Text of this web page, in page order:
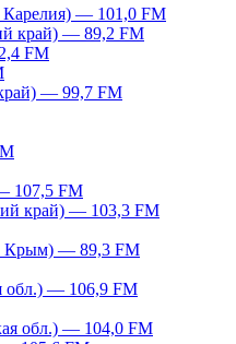
Карелия) — 101,0 FM
край) — 89,2 FM
FM
— 99,7 FM
107,5 FM
край) — 103,3 FM
Крым) — 89,3 FM
обл.) — 106,9 FM
обл.) — 104,0 FM